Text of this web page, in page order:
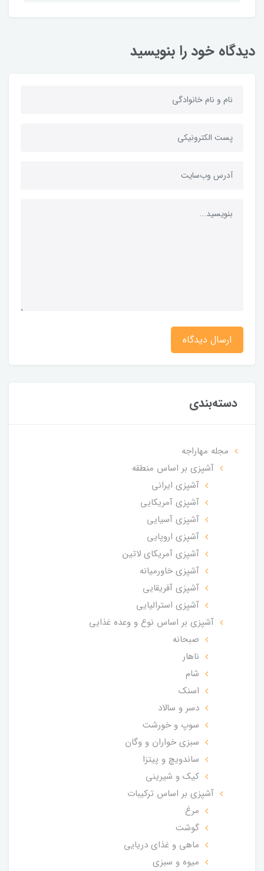
دیدگاه خود را بنویسید
ارسال دیدگاه
دسته‌بندی
مجله مهاراجه
آشپزی بر اساس منطقه
آشپزی ایرانی
آشپزی آمریکایی
آشپزی آسیایی
آشپزی اروپایی
آشپزی آمریکای لاتین
آشپزی خاورمیانه
آشپزی آفریقایی
آشپزی استرالیایی
آشپزی بر اساس نوع و وعده غذایی
صبحانه
ناهار
شام
اسنک
دسر و سالاد
سوپ و خورشت
سبزی خواران و وگان
ساندویچ و پیتزا
کیک و شیرینی
آشپزی بر اساس ترکیبات
مرغ
گوشت
ماهی و غذای دریایی
میوه و سبزی